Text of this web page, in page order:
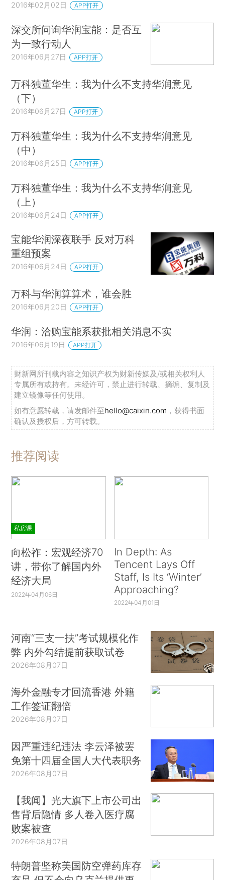
2016年02月02日 APP打开
深交所问询华润宝能：是否互
为一致行动人
2016年06月27日 APP打开
万科独董华生：我为什么不支持华润意见
（下）
2016年06月27日 APP打开
万科独董华生：我为什么不支持华润意见
（中）
2016年06月25日 APP打开
万科独董华生：我为什么不支持华润意见
（上）
2016年06月24日 APP打开
宝能华润深夜联手 反对万科
重组预案
2016年06月24日 APP打开
万科与华润算算术，谁会胜
2016年06月20日 APP打开
华润：洽购宝能系获批相关消息不实
2016年06月19日 APP打开
财新网所刊载内容之知识产权为财新传媒及/或相关权利人
专属所有或持有。未经许可，禁止进行转载、摘编、复制及
建立镜像等任何使用。
如有意愿转载，请发邮件至hello@caixin.com ，获得书面
确认及授权后，方可转载。
推荐阅读
私房课
向松祚：宏观经济70
讲，带你了解国内外
经济大局
2022年04月06日
In Depth: As
Tencent Lays Off
Staff, Is Its ‘Winter’
Approaching?
2022年04月01日
河南“三支一扶”考试规模化作
弊 内外勾结提前获取试卷
2026年08月07日
海外金融专才回流香港 外籍
工作签证翻倍
2026年08月07日
因严重违纪违法 李云泽被罢
免第十四届全国人大代表职务
2026年08月07日
【我闻】光大旗下上市公司出
售背后隐情 多人卷入医疗腐
败案被查
2026年08月07日
特朗普坚称美国防空弹药库存